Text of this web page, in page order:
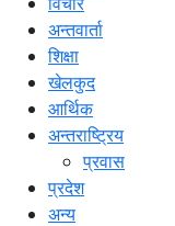
अन्तवार्ता
शिक्षा
खेलकुद
आर्थिक
अन्तराष्ट्रिय
प्रवास
प्रदेश
अन्य